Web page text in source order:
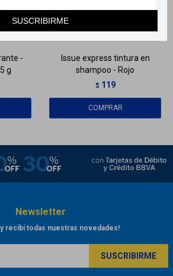
SUSCRIBIRME
-
g
LlegaHOY
LlegaHOY
Issue express tintura en
shampoo - Rojo
$ 119
Newsletter
recibí todas nuestras novedades!
SUSCRIBIRME